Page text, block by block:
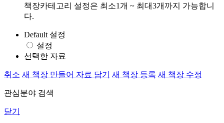
책장카테고리 설정은 최소1개 ~ 최대3개까지 가능합니
다.
Default 설정
설정
선택한 자료
취소 새 책장 만들어 자료 담기 새 책장 등록 새 책장 수정
관심분야 검색
닫기